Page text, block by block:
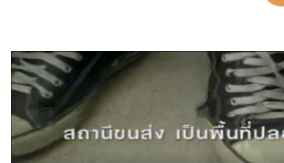
บทความแคมเปญ
สื่อของแคมเปญ